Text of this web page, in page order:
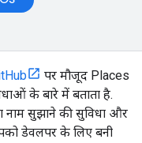
पर मौजूद Places
के बारे में बताता है.
सुझाने की सुविधा और
डेवलपर के लिए बनी